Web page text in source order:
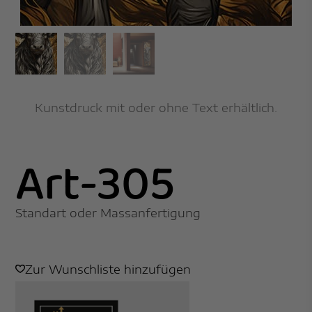
Kunstdruck mit oder ohne Text erhältlich.
Art-305
Standart oder Massanfertigung
Zur Wunschliste hinzufügen